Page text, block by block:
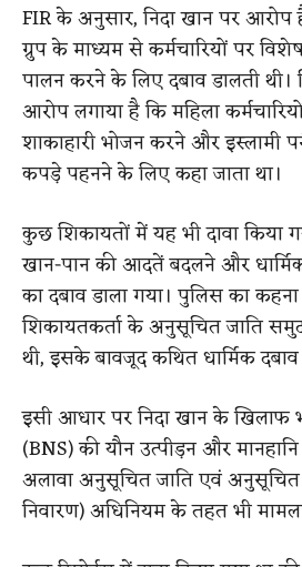
FIR के अनुसार, निदा खान पर
ग्रुप के माध्यम से कर्मचारियों पर
पालन करने के लिए दबाव डालती
आरोप लगाया है कि महिला
शाकाहारी भोजन करने और
कपड़े पहनने के लिए कहा जाता था।
कुछ शिकायतों में यह भी दावा किया
खान-पान की आदतें बदलने और
का दबाव डाला गया। पुलिस का
शिकायतकर्ता के अनुसूचित जाति
थी, इसके बावजूद कथित धार्मिक दबाव
इसी आधार पर निदा खान के खिलाफ
(BNS) की यौन उत्पीड़न और
अलावा अनुसूचित जाति एवं अनुसूचित
निवारण) अधिनियम के तहत भी